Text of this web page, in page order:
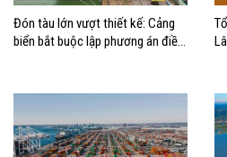
Đón tàu lớn vượt thiết kế: Cảng
biển bắt buộc lập phương án điều